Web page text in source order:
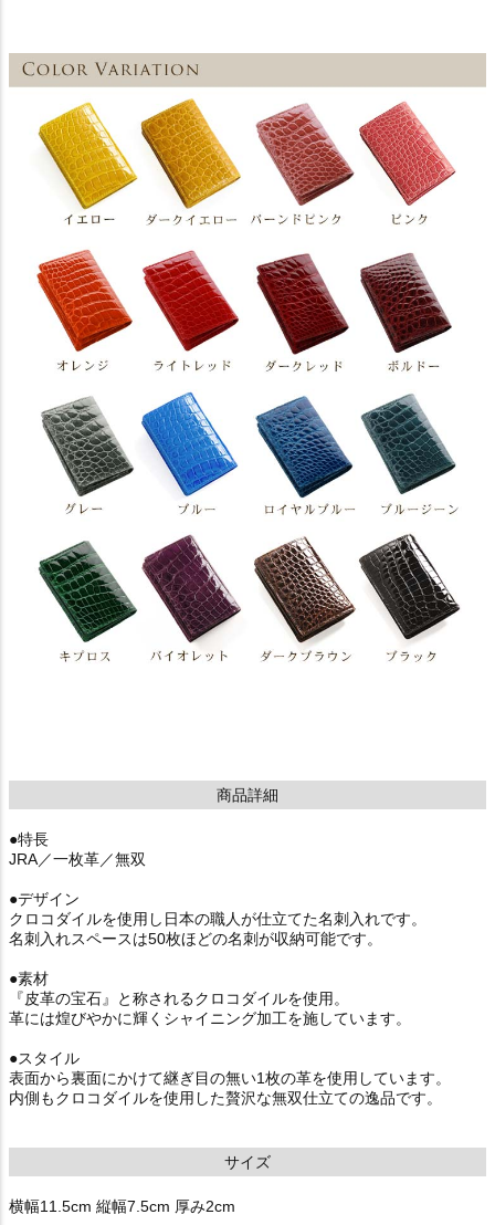
商品詳細
●特長
JRA／一枚革／無双
●デザイン
クロコダイルを使用し日本の職人が仕立てた名刺入れです。
名刺入れスペースは50枚ほどの名刺が収納可能です。
●素材
『皮革の宝石』と称されるクロコダイルを使用。
革には煌びやかに輝くシャイニング加工を施しています。
●スタイル
表面から裏面にかけて継ぎ目の無い1枚の革を使用しています。
内側もクロコダイルを使用した贅沢な無双仕立ての逸品です。
サイズ
横幅11.5cm 縦幅7.5cm 厚み2cm